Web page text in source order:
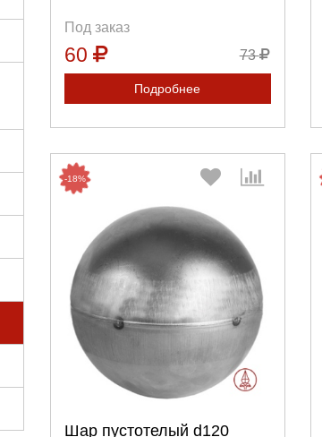
Под заказ
60 73
Подробнее
Шар пустотелый d120
-18%
Выберите количество: